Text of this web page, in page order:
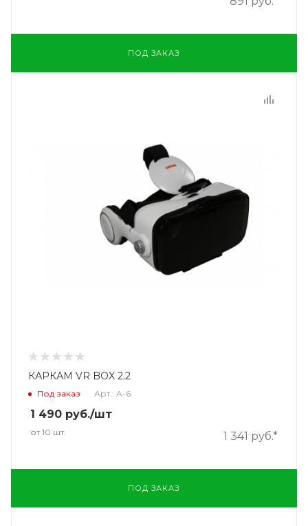
ПОД ЗАКАЗ
КАРКАМ VR BOX 2.2
Под заказ Арт.: A-6
1 490 руб./шт
от 10 шт. 1 341 руб.*
ПОД ЗАКАЗ